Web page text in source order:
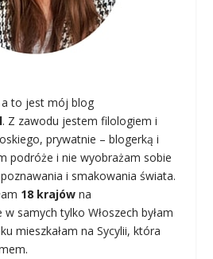
a to jest mój blog
. Z zawodu jestem filologiem i
prywatnie – blogerką i
podróże i nie wyobrażam sobie
i smakowania świata.
18 krajów na
w samych tylko Włoszech byłam
mieszkałam na Sycylii, która